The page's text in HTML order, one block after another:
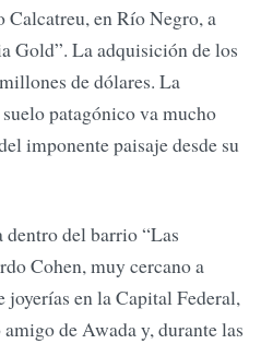
Calcatreu, en Río Negro, a
Gold”. La adquisición de los
de dólares. La
patagónico va mucho
imponente paisaje desde su
del barrio “Las
Cohen, muy cercano a
en la Capital Federal,
de Awada y, durante las